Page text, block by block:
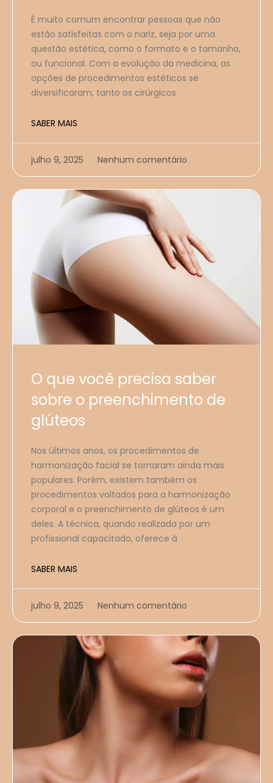
É muito comum encontrar pessoas que não
estão satisfeitas com o nariz, seja por uma
questão estética, como o formato e o tamanho,
ou funcional. Com a evolução da medicina, as
opções de procedimentos estéticos se
diversificaram, tanto os cirúrgicos
SABER MAIS
julho 9, 2025 Nenhum comentário
O que você precisa saber
sobre o preenchimento de
glúteos
Nos últimos anos, os procedimentos de
harmonização facial se tornaram ainda mais
populares. Porém, existem também os
procedimentos voltados para a harmonização
corporal e o preenchimento de glúteos é um
deles. A técnica, quando realizada por um
profissional capacitado, oferece à
SABER MAIS
julho 9, 2025 Nenhum comentário